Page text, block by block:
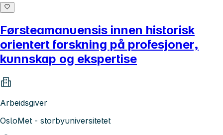
Førsteamanuensis innen historisk
orientert forskning på profesjoner,
kunnskap og ekspertise
Arbeidsgiver
OsloMet - storbyuniversitetet